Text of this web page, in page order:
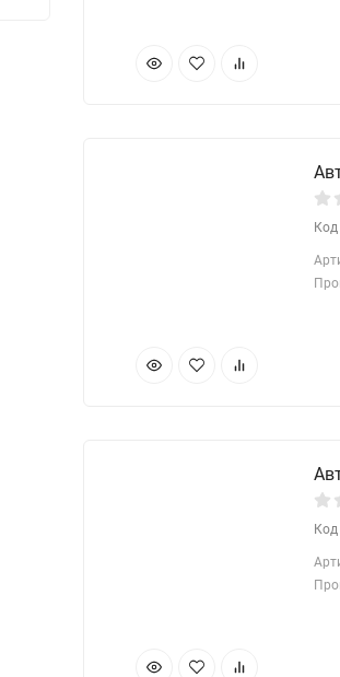
Код
Код